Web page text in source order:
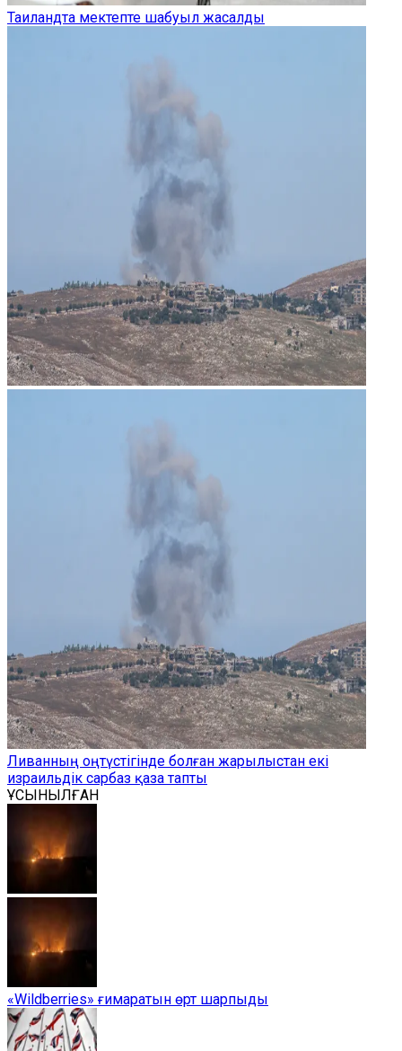
Таиландта мектепте шабуыл жасалды
Ливанның оңтүстігінде болған жарылыстан екі
израильдік сарбаз қаза тапты
ҰСЫНЫЛҒАН
«Wildberries» ғимаратын өрт шарпыды